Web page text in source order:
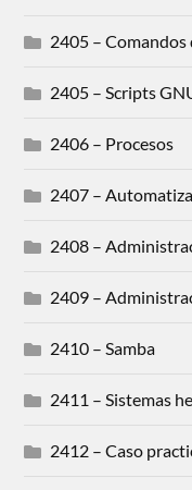
2405 –
2405 – Scripts
2406 – Procesos
2407 –
2408 –
2409 –
2410 – Samba
2411 – Sistemas
2412 – Caso